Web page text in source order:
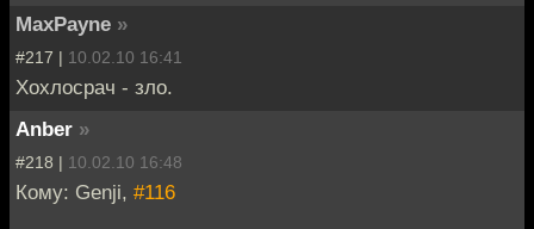
MaxPayne »
#217 | 10.02.10 16:41
Хохлосрач - зло.
Anber »
#218 | 10.02.10 16:48
Кому: Genji, #116